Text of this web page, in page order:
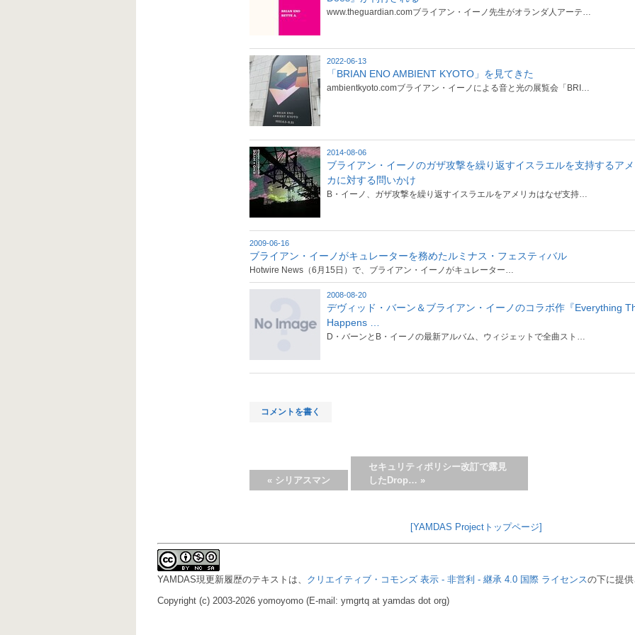
www.theguardian.comブライアン・イーノ先生がオランダ人アーテ…
2022-06-13
「BRIAN ENO AMBIENT KYOTO」を見てきた
ambientkyoto.comブライアン・イーノによる音と光の展覧会「BRI…
2014-08-06
ブライアン・イーノのガザ攻撃を繰り返すイスラエルを支持するア
カに対する問いかけ
B・イーノ、ガザ攻撃を繰り返すイスラエルをアメリカはなぜ支持…
2009-06-16
ブライアン・イーノがキュレーターを務めたルミナス・フェスティバル
Hotwire News（6月15日）で、ブライアン・イーノがキュレーター…
2008-08-20
デヴィッド・バーン＆ブライアン・イーノのコラボ作『Everything
Happens …
D・バーンとB・イーノの最新アルバム、ウィジェットで全曲スト…
コメントを書く
« シリアスマン
セキュリティポリシー改訂で露見
したDrop… »
[YAMDAS Projectトップページ]
YAMDAS現更新履歴のテキストは、 クリエイティブ・コモンズ 表示 - 非営利 - 継承 4.0 国際 ライセンスの下に提
Copyright (c) 2003-2026 yomoyomo (E-mail: ymgrtq at yamdas dot org)